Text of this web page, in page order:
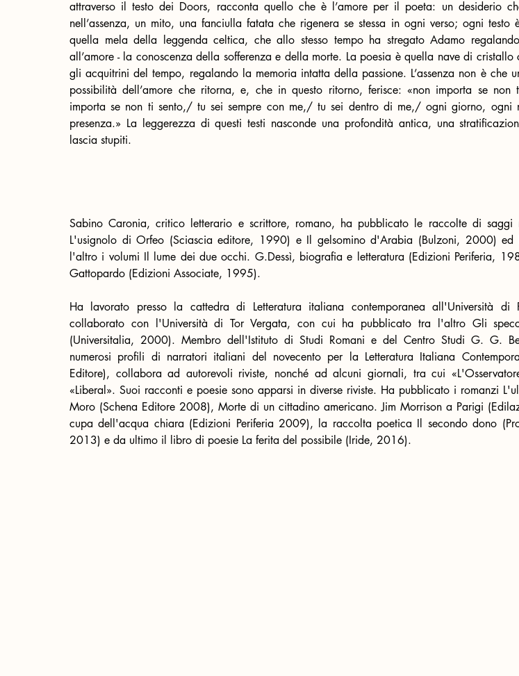
attraverso il testo dei Doors, racconta quello che è l’amore per il poeta: un desiderio
nell’assenza, un mito, una fanciulla fatata che rigenera se stessa in ogni verso; ogni testo
quella mela della leggenda celtica, che allo stesso tempo ha stregato Adamo
all’amore - la conoscenza della sofferenza e della morte. La poesia è quella nave di cristallo
gli acquitrini del tempo, regalando la memoria intatta della passione. L’assenza non è che
possibilità dell’amore che ritorna, e, che in questo ritorno, ferisce: «non importa se
importa se non ti sento,/ tu sei sempre con me,/ tu sei dentro di me,/ ogni giorno, ogni
presenza.» La leggerezza di questi testi nasconde una profondità antica, una
lascia stupiti.
Sabino Caronia, critico letterario e scrittore, romano, ha pubblicato le raccolte di saggi
L'usignolo di Orfeo (Sciascia editore, 1990) e Il gelsomino d'Arabia (Bulzoni, 2000) ed
l'altro i volumi Il lume dei due occhi. G.Dessì, biografia e letteratura (Edizioni Periferia,
Gattopardo (Edizioni Associate, 1995).
Ha lavorato presso la cattedra di Letteratura italiana contemporanea all'Università di
collaborato con l'Università di Tor Vergata, con cui ha pubblicato tra l'altro Gli
(Universitalia, 2000). Membro dell'Istituto di Studi Romani e del Centro Studi G. G.
numerosi profili di narratori italiani del novecento per la Letteratura Italiana
Editore), collabora ad autorevoli riviste, nonché ad alcuni giornali, tra cui
«Liberal». Suoi racconti e poesie sono apparsi in diverse riviste. Ha pubblicato i romanzi
Moro (Schena Editore 2008), Morte di un cittadino americano. Jim Morrison a Parigi
cupa dell'acqua chiara (Edizioni Periferia 2009), la raccolta poetica Il secondo dono
2013) e da ultimo il libro di poesie La ferita del possibile (Iride, 2016).